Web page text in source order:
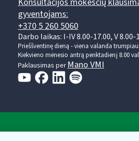
gyventojams:
+370 5 260 5060
Darbo laikas: I-IV 8.00-17.00, V 8.00-
Prieššventinę dieną - viena valanda trumpiau.
Kiekvieno mėnesio antrą penktadienį 8.00
Paklausimas per Mano VMI